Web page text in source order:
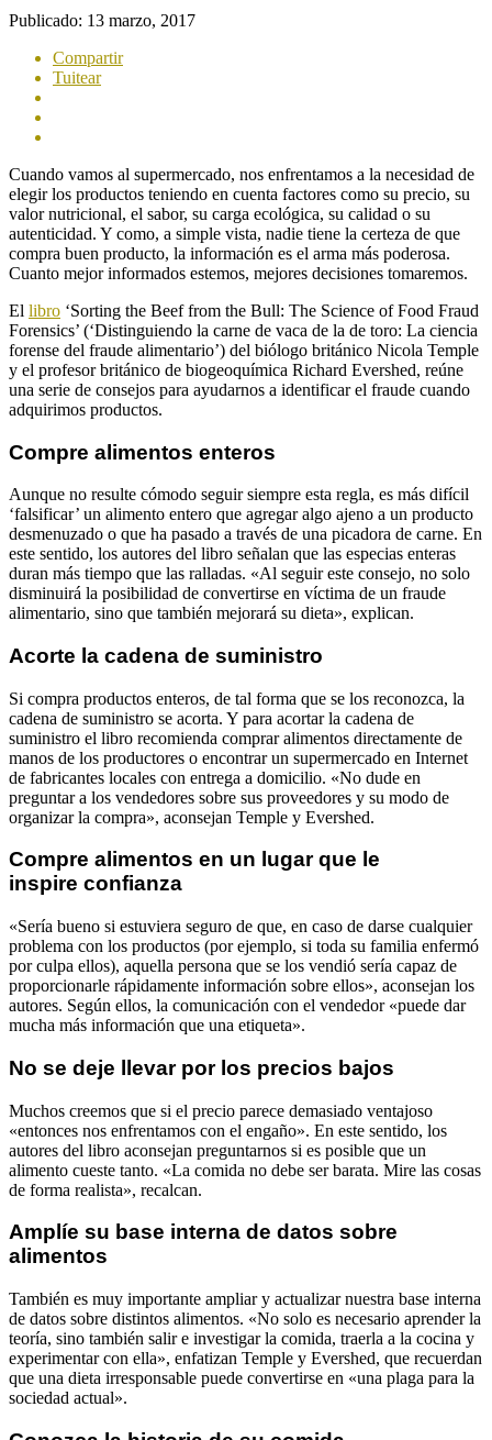
Publicado: 13 marzo, 2017
Compartir
Tuitear
Cuando vamos al supermercado, nos enfrentamos a la necesidad de
elegir los productos teniendo en cuenta factores como su precio, su
valor nutricional, el sabor, su carga ecológica, su calidad o su
autenticidad. Y como, a simple vista, nadie tiene la certeza de que
compra buen producto, la información es el arma más poderosa.
Cuanto mejor informados estemos, mejores decisiones tomaremos.
El libro ‘Sorting the Beef from the Bull: The Science of Food Fraud
Forensics’ (‘Distinguiendo la carne de vaca de la de toro: La ciencia
forense del fraude alimentario’) del biólogo británico Nicola Temple
y el profesor británico de biogeoquímica Richard Evershed, reúne
una serie de consejos para ayudarnos a identificar el fraude cuando
adquirimos productos.
Compre alimentos enteros
Aunque no resulte cómodo seguir siempre esta regla, es más difícil
‘falsificar’ un alimento entero que agregar algo ajeno a un producto
desmenuzado o que ha pasado a través de una picadora de carne. En
este sentido, los autores del libro señalan que las especias enteras
duran más tiempo que las ralladas. «Al seguir este consejo, no solo
disminuirá la posibilidad de convertirse en víctima de un fraude
alimentario, sino que también mejorará su dieta», explican.
Acorte la cadena de suministro
Si compra productos enteros, de tal forma que se los reconozca, la
cadena de suministro se acorta. Y para acortar la cadena de
suministro el libro recomienda comprar alimentos directamente de
manos de los productores o encontrar un supermercado en Internet
de fabricantes locales con entrega a domicilio. «No dude en
preguntar a los vendedores sobre sus proveedores y su modo de
organizar la compra», aconsejan Temple y Evershed.
Compre alimentos en un lugar que le
inspire confianza
«Sería bueno si estuviera seguro de que, en caso de darse cualquier
problema con los productos (por ejemplo, si toda su familia enfermó
por culpa ellos), aquella persona que se los vendió sería capaz de
proporcionarle rápidamente información sobre ellos», aconsejan los
autores. Según ellos, la comunicación con el vendedor «puede dar
mucha más información que una etiqueta».
No se deje llevar por los precios bajos
Muchos creemos que si el precio parece demasiado ventajoso
«entonces nos enfrentamos con el engaño». En este sentido, los
autores del libro aconsejan preguntarnos si es posible que un
alimento cueste tanto. «La comida no debe ser barata. Mire las cosas
de forma realista», recalcan.
Amplíe su base interna de datos sobre
alimentos
También es muy importante ampliar y actualizar nuestra base interna
de datos sobre distintos alimentos. «No solo es necesario aprender la
teoría, sino también salir e investigar la comida, traerla a la cocina y
experimentar con ella», enfatizan Temple y Evershed, que recuerdan
que una dieta irresponsable puede convertirse en «una plaga para la
sociedad actual».